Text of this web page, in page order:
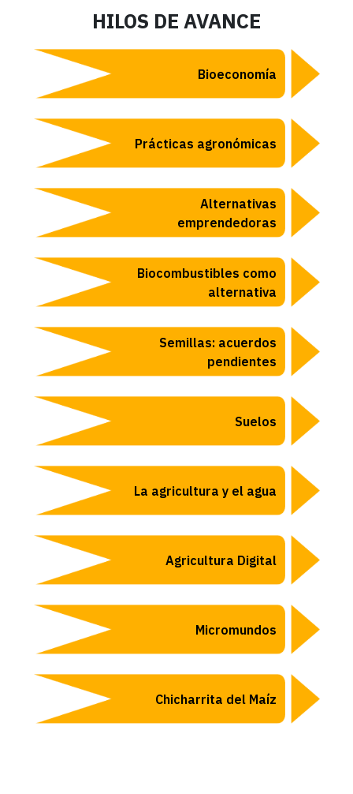
HILOS DE AVANCE
Bioeconomía
Prácticas agronómicas
Alternativas
emprendedoras
Biocombustibles como
alternativa
Semillas: acuerdos
pendientes
Suelos
La agricultura y el agua
Agricultura Digital
Micromundos
Chicharrita del Maíz